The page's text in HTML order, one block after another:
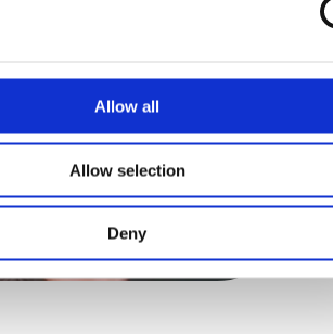
Allow all
Allow selection
Deny